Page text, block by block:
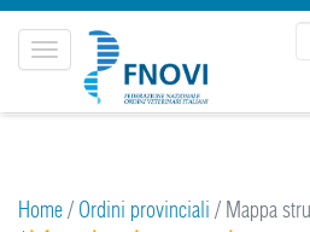
Toggle
navigation
Home/ Ordini provinciali / Mappa